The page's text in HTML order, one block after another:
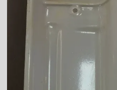
Telha americana natural preço
Telha americana resinada
Telha americana resinada branca
Telha americana resinada cores
Telha americana resinada mesclada